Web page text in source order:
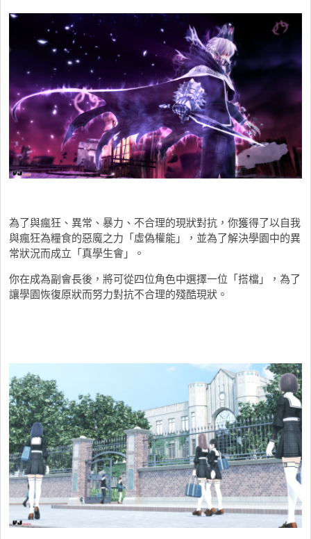
為了與瘋狂、異常、暴力、不合理的現狀對抗，你獲得了以自我
與瘋狂為糧食的惡魔之力「虛偽權能」，並為了解決學園中的異
常狀況而成立「真學生會」。
你在成為副會長後，將可從四位角色中選擇一位「搭檔」，為了
讓學園恢復原狀而努力對抗不合理的殘酷現狀。